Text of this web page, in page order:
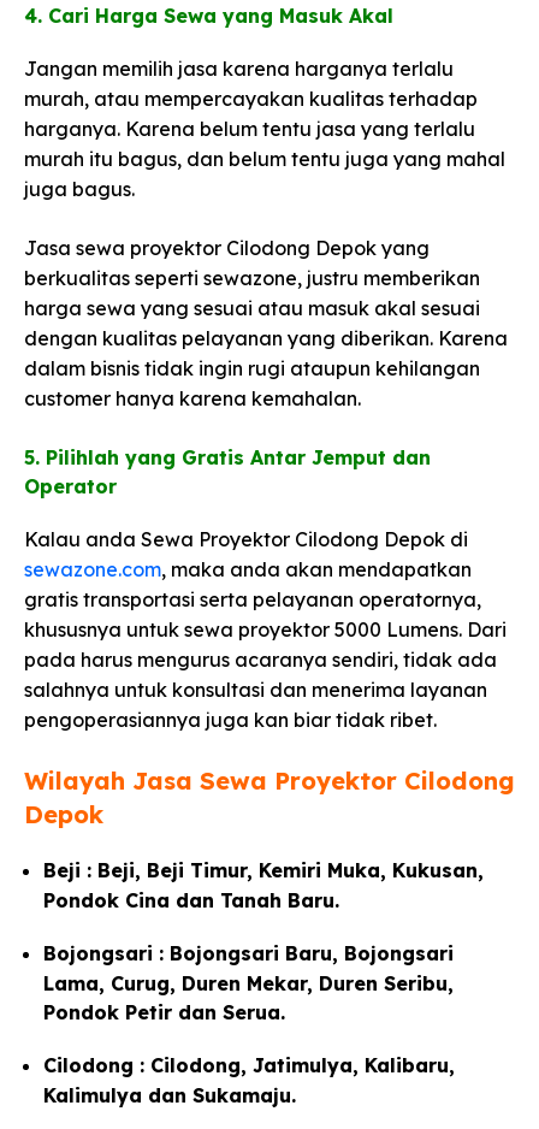
4. Cari Harga Sewa yang Masuk Akal​
Jangan memilih jasa karena harganya terlalu
murah, atau mempercayakan kualitas terhadap
harganya. Karena belum tentu jasa yang terlalu
murah itu bagus, dan belum tentu juga yang mahal
juga bagus.
Jasa sewa proyektor Cilodong Depok yang
berkualitas seperti sewazone, justru memberikan
harga sewa yang sesuai atau masuk akal sesuai
dengan kualitas pelayanan yang diberikan. Karena
dalam bisnis tidak ingin rugi ataupun kehilangan
customer hanya karena kemahalan.
5. Pilihlah yang Gratis Antar Jemput dan
Operator​
Kalau anda Sewa Proyektor Cilodong Depok di
sewazone.com, maka anda akan mendapatkan
gratis transportasi serta pelayanan operatornya,
khususnya untuk sewa proyektor 5000 Lumens. Dari
pada harus mengurus acaranya sendiri, tidak ada
salahnya untuk konsultasi dan menerima layanan
pengoperasiannya juga kan biar tidak ribet.
Wilayah Jasa Sewa Proyektor Cilodong
Depok
Beji : Beji, Beji Timur, Kemiri Muka, Kukusan,
Pondok Cina dan Tanah Baru.
Bojongsari : Bojongsari Baru, Bojongsari
Lama, Curug, Duren Mekar, Duren Seribu,
Pondok Petir dan Serua.
Cilodong : Cilodong, Jatimulya, Kalibaru,
Kalimulya dan Sukamaju.